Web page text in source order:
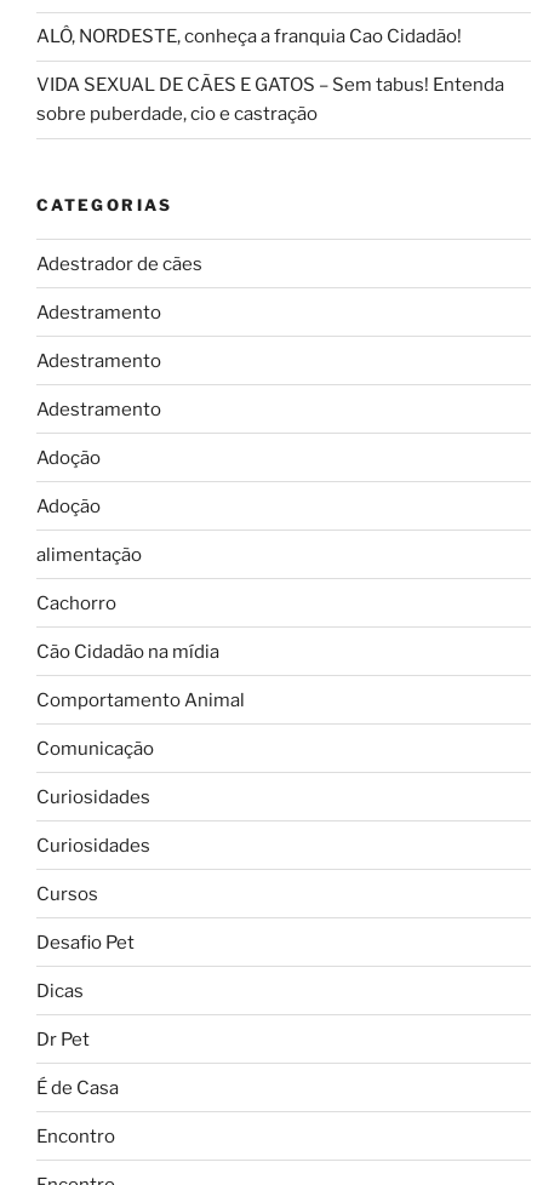
ALÔ, NORDESTE, conheça a franquia Cao Cidadão!
VIDA SEXUAL DE CÃES E GATOS – Sem tabus! Entenda
sobre puberdade, cio e castração
CATEGORIAS
Adestrador de cães
Adestramento
Adestramento
Adestramento
Adoção
Adoção
alimentação
Cachorro
Cão Cidadão na mídia
Comportamento Animal
Comunicação
Curiosidades
Curiosidades
Cursos
Desafio Pet
Dicas
Dr Pet
É de Casa
Encontro